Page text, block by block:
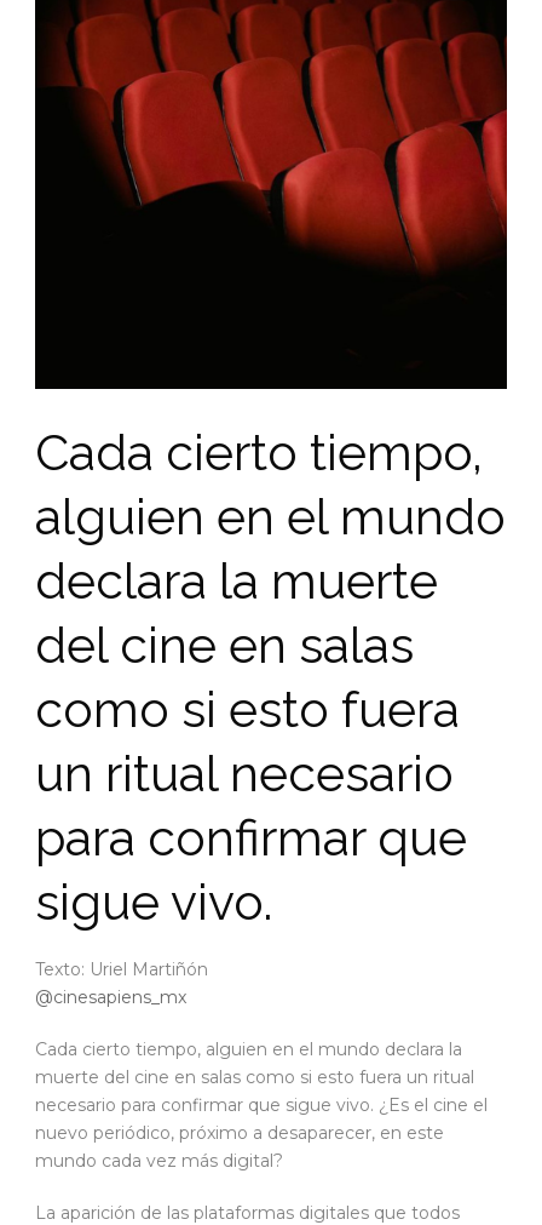
Cada cierto tiempo,
alguien en el mundo
declara la muerte
del cine en salas
como si esto fuera
un ritual necesario
para confirmar que
sigue vivo.
Texto: Uriel Martiñón
@cinesapiens_mx
Cada cierto tiempo, alguien en el mundo declara la
muerte del cine en salas como si esto fuera un ritual
necesario para confirmar que sigue vivo. ¿Es el cine el
nuevo periódico, próximo a desaparecer, en este
mundo cada vez más digital?
La aparición de las plataformas digitales que todos